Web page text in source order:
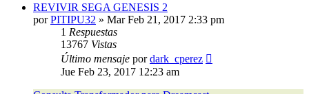
REVIVIR SEGA GENESIS 2
porPITIPU32 » Mar Feb 21, 2017 2:33 pm
1 Respuestas
13767 Vistas
Último mensaje pordark_cperez
Jue Feb 23, 2017 12:23 am